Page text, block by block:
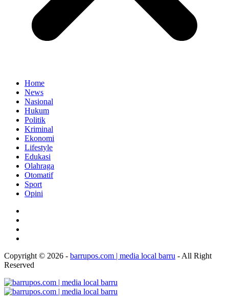
Home
News
Nasional
Hukum
Politik
Kriminal
Ekonomi
Lifestyle
Edukasi
Olahraga
Otomatif
Sport
Opini
Copyright © 2026 - barrupos.com | media local barru - All Right
Reserved